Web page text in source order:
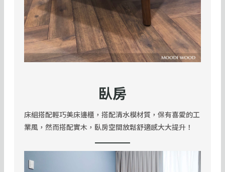
臥房
床組搭配輕巧美床邊櫃，搭配清水模材質，保有喜愛的工
業風，然而搭配實木，臥房空間放鬆舒適感大大提升！